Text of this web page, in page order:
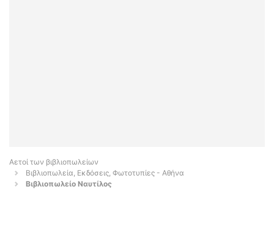
Αετοί των βιβλιοπωλείων
Βιβλιοπωλεία, Εκδόσεις, Φωτοτυπίες - Αθήνα
Βιβλιοπωλείο Ναυτίλος